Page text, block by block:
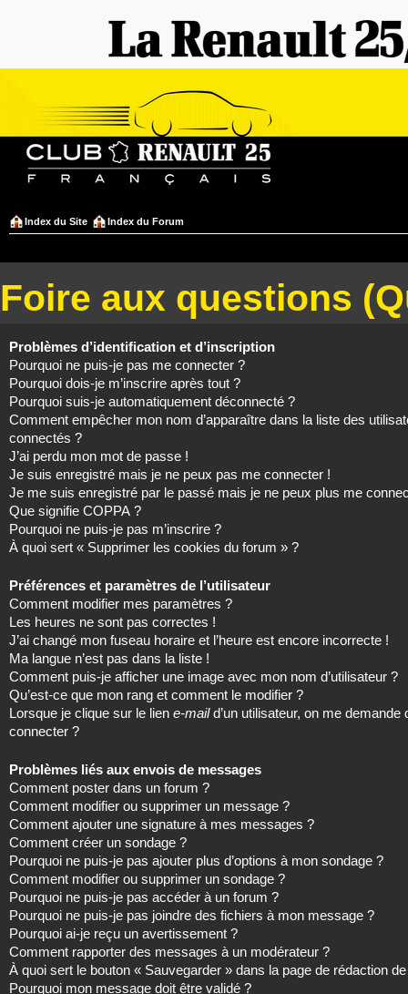
Index du Site Index du Forum
Foire aux questions
Problèmes d’identification et d’inscription
Pourquoi ne puis-je pas me connecter ?
Pourquoi dois-je m’inscrire après tout ?
Pourquoi suis-je automatiquement déconnecté ?
Comment empêcher mon nom d’apparaître dans la liste des
connectés ?
J’ai perdu mon mot de passe !
Je suis enregistré mais je ne peux pas me connecter !
Je me suis enregistré par le passé mais je ne peux plus me
Que signifie COPPA ?
Pourquoi ne puis-je pas m’inscrire ?
À quoi sert « Supprimer les cookies du forum » ?
Préférences et paramètres de l’utilisateur
Comment modifier mes paramètres ?
Les heures ne sont pas correctes !
J’ai changé mon fuseau horaire et l’heure est encore incorrecte !
Ma langue n’est pas dans la liste !
Comment puis-je afficher une image avec mon nom d’utilisateur ?
Qu’est-ce que mon rang et comment le modifier ?
Lorsque je clique sur le lien e-maild’un utilisateur, on me demande
connecter ?
Problèmes liés aux envois de messages
Comment poster dans un forum ?
Comment modifier ou supprimer un message ?
Comment ajouter une signature à mes messages ?
Comment créer un sondage ?
Pourquoi ne puis-je pas ajouter plus d’options à mon sondage ?
Comment modifier ou supprimer un sondage ?
Pourquoi ne puis-je pas accéder à un forum ?
Pourquoi ne puis-je pas joindre des fichiers à mon message ?
Pourquoi ai-je reçu un avertissement ?
Comment rapporter des messages à un modérateur ?
À quoi sert le bouton « Sauvegarder » dans la page de rédaction
Pourquoi mon message doit être validé ?